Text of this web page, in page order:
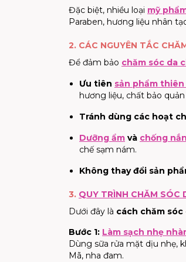
Đặc biệt, nhiều loại mỹ
Paraben, hương liệu nhân
2. CÁC NGUYÊN TẮC
Để đảm bảo chăm sóc da
Ưu tiên sản phẩm
hương liệu, chất bảo
Tránh dùng các hoạt
Dưỡng ẩm và chống
chế sạm nám.
Không thay đổi sản
3. QUY TRÌNH CHĂM SÓC
Dưới đây là cách chăm
Bước 1: Làm sạch nhẹ
Dùng sữa rửa mặt dịu nhẹ,
Mã, nha đam.